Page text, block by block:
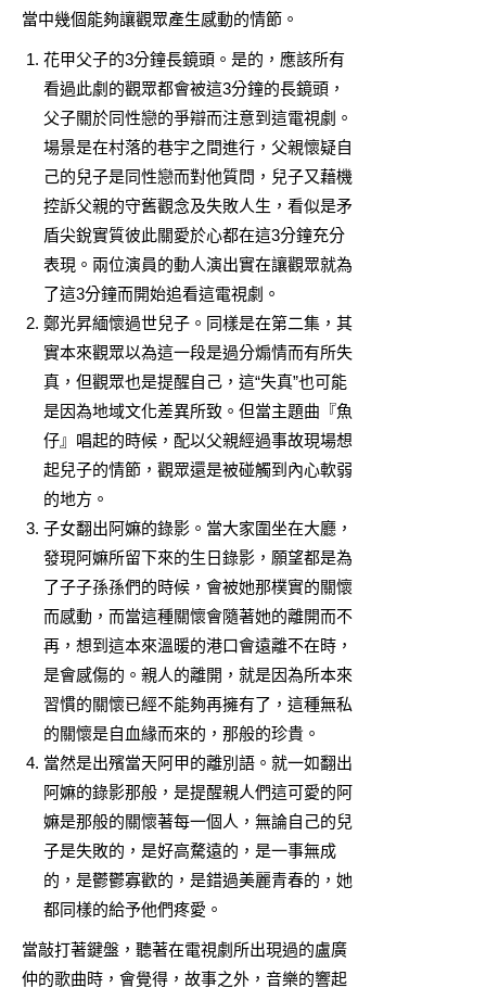
當中幾個能夠讓觀眾產生感動的情節。
花甲父子的3分鐘長鏡頭。是的，應該所有
看過此劇的觀眾都會被這3分鐘的長鏡頭，
父子關於同性戀的爭辯而注意到這電視劇。
場景是在村落的巷宇之間進行，父親懷疑自
己的兒子是同性戀而對他質問，兒子又藉機
控訴父親的守舊觀念及失敗人生，看似是矛
盾尖銳實質彼此關愛於心都在這3分鐘充分
表現。兩位演員的動人演出實在讓觀眾就為
了這3分鐘而開始追看這電視劇。
鄭光昇緬懷過世兒子。同樣是在第二集，其
實本來觀眾以為這一段是過分煽情而有所失
真，但觀眾也是提醒自己，這“失真”也可能
是因為地域文化差異所致。但當主題曲『魚
仔』唱起的時候，配以父親經過事故現場想
起兒子的情節，觀眾還是被碰觸到內心軟弱
的地方。
子女翻出阿嫲的錄影。當大家圍坐在大廳，
發現阿嫲所留下來的生日錄影，願望都是為
了子子孫孫們的時候，會被她那樸實的關懷
而感動，而當這種關懷會隨著她的離開而不
再，想到這本來溫暖的港口會遠離不在時，
是會感傷的。親人的離開，就是因為所本來
習慣的關懷已經不能夠再擁有了，這種無私
的關懷是自血緣而來的，那般的珍貴。
當然是出殯當天阿甲的離別語。就一如翻出
阿嫲的錄影那般，是提醒親人們這可愛的阿
嫲是那般的關懷著每一個人，無論自己的兒
子是失敗的，是好高騖遠的，是一事無成
的，是鬱鬱寡歡的，是錯過美麗青春的，她
都同樣的給予他們疼愛。
當敲打著鍵盤，聽著在電視劇所出現過的盧廣
仲的歌曲時，會覺得，故事之外，音樂的響起